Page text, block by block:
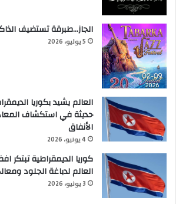
الجاز…طبرقة تستضيف
5 يوليو، 2026
العالم يشيد بكوريا
حديثة في استكشاف
الأنفاق
4 يونيو، 2026
كوريا الديمقراطية تبتكر
العالم لدباغة الجلود
3 يونيو، 2026